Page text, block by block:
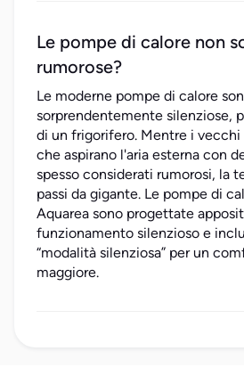
Le pompe di calore non
rumorose?
Le moderne pompe di calore
sorprendentemente silenziose,
di un frigorifero. Mentre i
che aspirano l'aria esterna con
spesso considerati rumorosi, la
passi da gigante. Le pompe di
Aquarea sono progettate
funzionamento silenzioso e
“modalità silenziosa” per un
maggiore.